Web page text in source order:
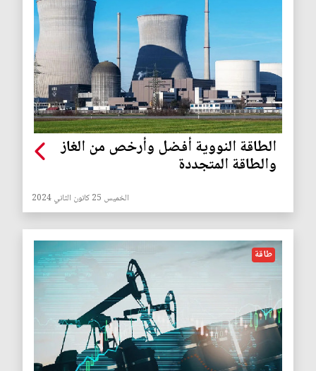
الطاقة النووية أفضل وأرخص من الغاز
والطاقة المتجددة
الخميس 25 كانون الثاني 2024
طاقة